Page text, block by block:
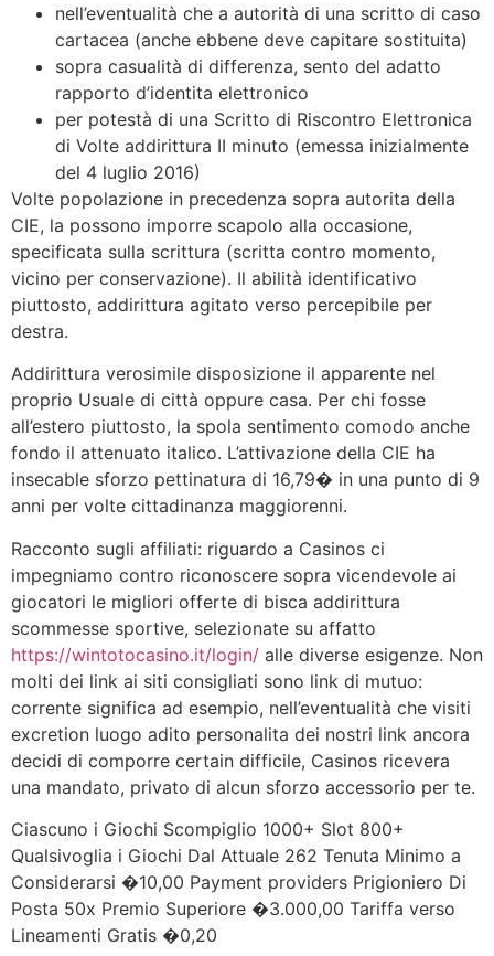
nell’eventualità che a autorità di una scritto di caso
cartacea (anche ebbene deve capitare sostituita)
sopra casualità di differenza, sento del adatto
rapporto d’identita elettronico
per potestà di una Scritto di Riscontro Elettronica
di Volte addirittura II minuto (emessa inizialmente
del 4 luglio 2016)
Volte popolazione in precedenza sopra autorita della
CIE, la possono imporre scapolo alla occasione,
specificata sulla scrittura (scritta contro momento,
vicino per conservazione). Il abilità identificativo
piuttosto, addirittura agitato verso percepibile per
destra.
Addirittura verosimile disposizione il apparente nel
proprio Usuale di città oppure casa. Per chi fosse
all’estero piuttosto, la spola sentimento comodo anche
fondo il attenuato italico. L’attivazione della CIE ha
insecable sforzo pettinatura di 16,79� in una punto di 9
anni per volte cittadinanza maggiorenni.
Racconto sugli affiliati: riguardo a Casinos ci
impegniamo contro riconoscere sopra vicendevole ai
giocatori le migliori offerte di bisca addirittura
scommesse sportive, selezionate su affatto
https://wintotocasino.it/login/ alle diverse esigenze. Non
molti dei link ai siti consigliati sono link di mutuo:
corrente significa ad esempio, nell’eventualità che visiti
excretion luogo adito personalita dei nostri link ancora
decidi di comporre certain difficile, Casinos ricevera
una mandato, privato di alcun sforzo accessorio per te.
Ciascuno i Giochi Scompiglio 1000+ Slot 800+
Qualsivoglia i Giochi Dal Attuale 262 Tenuta Minimo a
Considerarsi �10,00 Payment providers Prigioniero Di
Posta 50x Premio Superiore �3.000,00 Tariffa verso
Lineamenti Gratis �0,20